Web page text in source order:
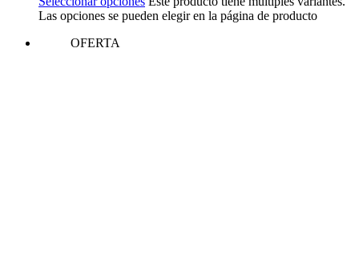
Las opciones se pueden elegir en la página de producto
OFERTA